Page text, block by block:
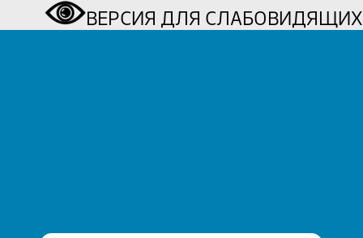
ВЕРСИЯ ДЛЯ СЛАБОВИДЯЩИХ